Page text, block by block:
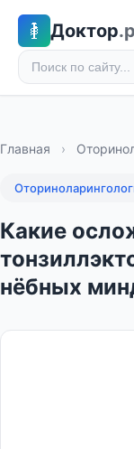
Доктор
Главная ›
Какие
нёбных